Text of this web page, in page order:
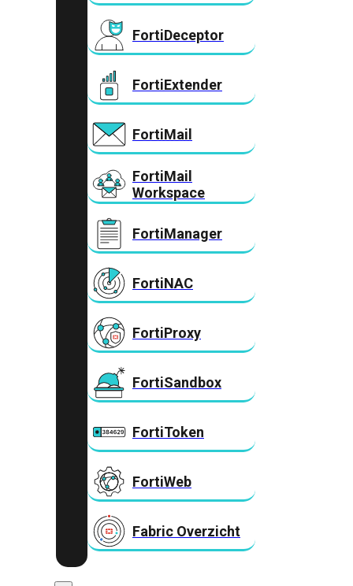
FortiDeceptor
FortiExtender
FortiMail
FortiMail
Workspace
FortiManager
FortiNAC
FortiProxy
FortiSandbox
FortiToken
FortiWeb
Fabric Overzicht